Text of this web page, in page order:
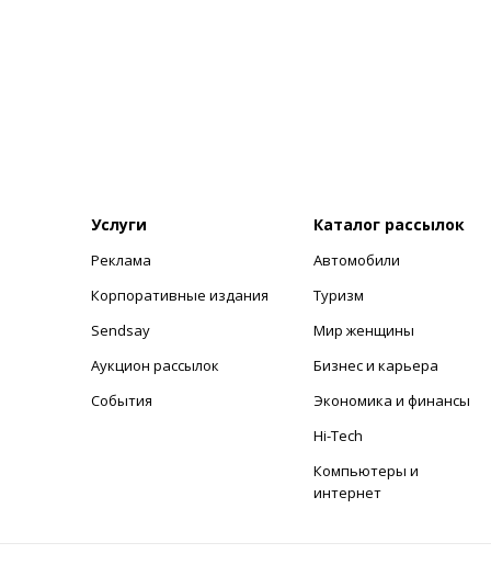
Услуги
Реклама
Корпоративные издания
Sendsay
Аукцион рассылок
События
Каталог рассылок
Автомобили
Туризм
Мир женщины
Бизнес и карьера
Экономика и финансы
Hi-Tech
Компьютеры и
интернет